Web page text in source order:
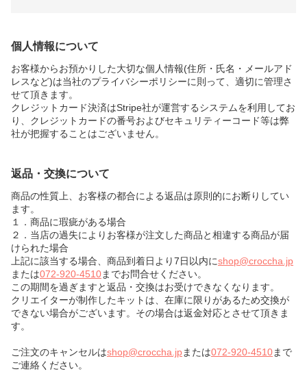
個人情報について
お客様からお預かりした大切な個人情報(住所・氏名・メールアド
レスなど)は当社のプライバシーポリシーに則って、適切に管理さ
せて頂きます。
クレジットカード決済はStripe社が運営するシステムを利用してお
り、クレジットカードの番号およびセキュリティーコード等は弊
社が把握することはございません。
返品・交換について
商品の性質上、お客様の都合による返品は原則的にお断りしてい
ます。
１．商品に瑕疵がある場合
２．当店の過失によりお客様が注文した商品と相違する商品が届
けられた場合
上記に該当する場合、商品到着日より7日以内にshop@croccha.jp
または072-920-4510までお問合せください。
この期間を過ぎますと返品・交換はお受けできなくなります。
クリエイターが制作したキットは、在庫に限りがあるため交換が
できない場合がございます。その場合は返金対応とさせて頂きま
す。
ご注文のキャンセルはshop@croccha.jpまたは072-920-4510まで
ご連絡ください。